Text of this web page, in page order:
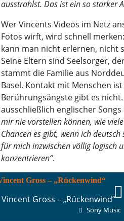
ausstrahlst. Das ist ein so starker
Wer Vincents Videos im Netz
Fotos wirft, wird schnell
kann man nicht erlernen, nicht
Seine Eltern sind Seelsorger,
stammt die Familie aus
Basel. Kontakt mit Menschen
Berührungsängste gibt es
ausschließlich englischer
mir nie vorstellen können, wie
Chancen es gibt, wenn ich
für mich inzwischen völlig logisch
konzentrieren“.
Vincent Gross – „Rückenwind“
Sony Music